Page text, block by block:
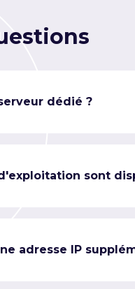
dédié ?
sont
adresse IP